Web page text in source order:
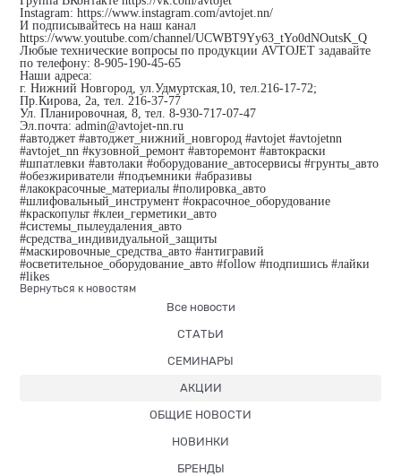
Instagram: https://www.instagram.com/avtojet.nn/
И подписывайтесь на наш канал
https://www.youtube.com/channel/UCWBT9Yy63_tYo0dNOutsK_Q
Любые технические вопросы по продукции AVTOJET задавайте
по телефону: 8-905-190-45-65
Наши адреса:
г. Нижний Новгород, ул.Удмуртская,10, тел.216-17-72;
Пр.Кирова, 2а, тел. 216-37-77
Ул. Планировочная, 8, тел. 8-930-717-07-47
Эл.почта: admin@avtojet-nn.ru
#автоджет #автоджет_нижний_новгород #avtojet #avtojetnn
#avtojet_nn #кузовной_ремонт #авторемонт #автокраски
#шпатлевки #автолаки #оборудование_автосервисы #грунты_авто
#обезжириватели #подъемники #абразивы
#лакокрасочные_материалы #полировка_авто
#шлифовальный_инструмент #окрасочное_оборудование
#краскопульт #клеи_герметики_авто
#системы_пылеудаления_авто
#средства_индивидуальной_защиты
#маскировочные_средства_авто #антигравий
#осветительное_оборудование_авто #follow #подпишись #лайки
#likes
Вернуться к новостям
Все новости
СТАТЬИ
СЕМИНАРЫ
АКЦИИ
ОБЩИЕ НОВОСТИ
НОВИНКИ
БРЕНДЫ